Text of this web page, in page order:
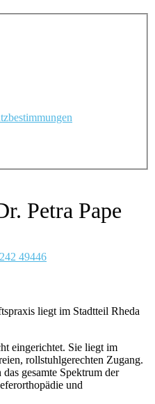
Petra Pape
49446
liegt im Stadtteil Rheda
eingerichtet. Sie liegt im
rollstuhlgerechten Zugang.
gesamte Spektrum der
und